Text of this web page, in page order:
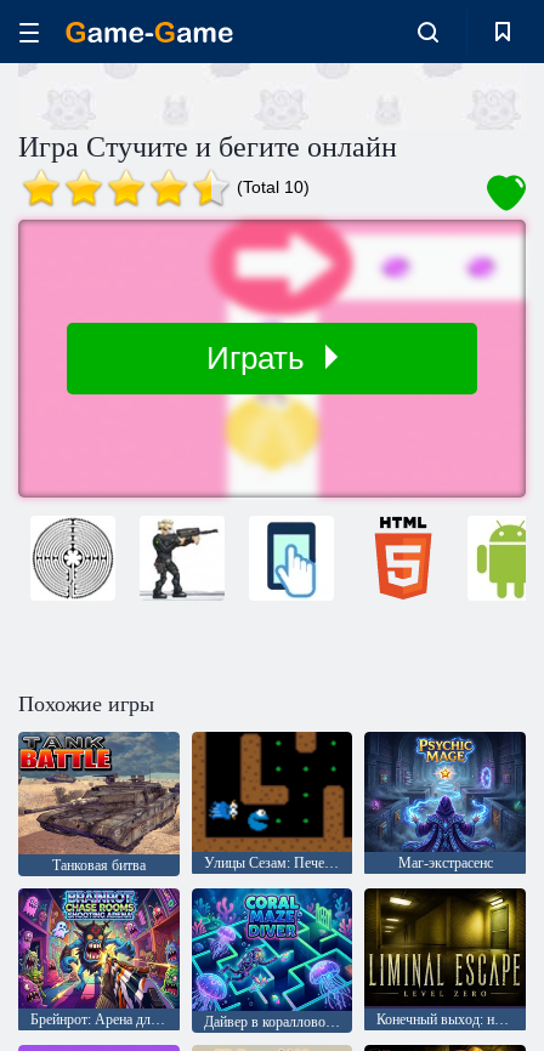
Игра Стучите и бегите онлайн
(Total 10)
Играть
Похожие игры
Танковая битва Улицы Сезам: Печенье Чейз для монстров Маг-экстрасенс
Брейнрот: Арена для стрельбы и погонь Дайвер в коралловом лабиринте Конечный выход: нулевой уровень